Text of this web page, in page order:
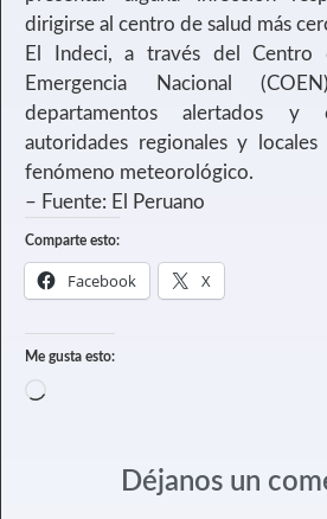
dirigirse al centro de salud más
El Indeci, a través del Centro
Emergencia Nacional
departamentos alertados y
autoridades regionales y
fenómeno meteorológico.
– Fuente: El Peruano
Comparte esto:
Facebook X
Me gusta esto:
Déjanos un